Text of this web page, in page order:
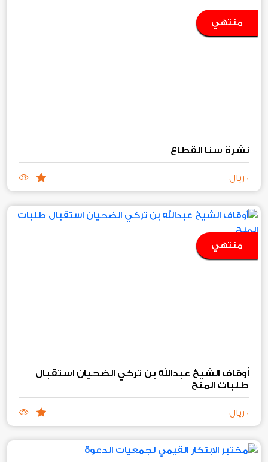
منتهي
نشرة سنا القطاع
0 ريال
منتهي
أوقاف الشيخ عبدالله بن تركي الضحيان استقبال
طلبات المنح‏
0 ريال